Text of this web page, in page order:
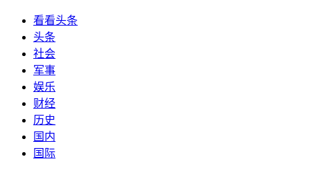
看看头条
头条
社会
军事
娱乐
财经
历史
国内
国际